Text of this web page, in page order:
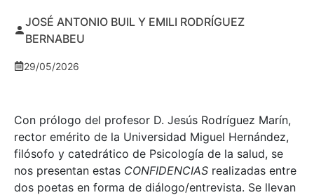
JOSÉ ANTONIO BUIL Y EMILI RODRÍGUEZ
BERNABEU
29/05/2026
Con prólogo del profesor D. Jesús Rodríguez Marín,
rector emérito de la Universidad Miguel Hernández,
filósofo y catedrático de Psicología de la salud, se
nos presentan estas CONFIDENCIAS realizadas entre
dos poetas en forma de diálogo/entrevista. Se llevan